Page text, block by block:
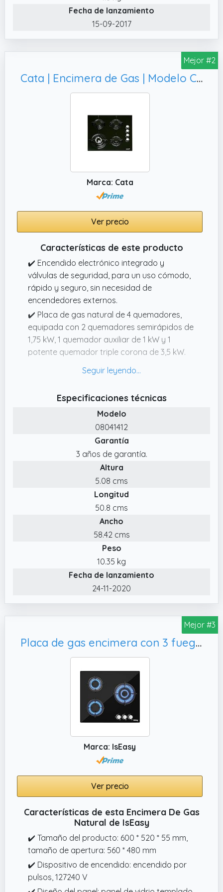
Fecha de lanzamiento
15-09-2017
Mejor #2
Cata | Encimera de Gas | Modelo CI 631 BK | 4 quemadores de gas Natural | Ancho de 59cm | Acabado en Cristal Negro
Marca: Cata
Ver precio
Características de este producto
✔️ Encendido electrónico integrado y
válvulas de seguridad, para un uso cómodo,
rápido y seguro, sin necesidad de
encendedores externos.
✔️ Placa de gas natural de 4 quemadores,
equipada con 2 quemadores semirápidos de
1,75 kW, 1 quemador auxiliar de 1 kW y 1
potente quemador triple corona de 3,5 kW.
✔️ Potencia total de 8 kW, ideal para cocinar
✔️ Quemador triple corona de alto
rendimiento, perfecto para ollas grandes,
hervidos, salteados y preparaciones que
necesitan calor intenso y uniforme.
✔️ Diseño compacto de 59 cm con parrillas
esmaltadas, preparado para gas natural,
con entrada de gas trasera derecha e
inyectores para gas butano incluidos en la
Especificaciones técnicas
Modelo
08041412
Garantía
3 años de garantía.
Altura
5.08 cms
Longitud
50.8 cms
Ancho
58.42 cms
Peso
10.35 kg
Fecha de lanzamiento
24-11-2020
Mejor #3
Placa de gas encimera con 3 fuegos de gas, gas natural/propano (3 fuegos)
Marca: IsEasy
Ver precio
Características de esta Encimera De Gas
Natural de IsEasy
✔️ Tamaño del producto: 600 * 520 * 55 mm,
tamaño de apertura: 560 * 480 mm
✔️ Dispositivo de encendido: encendido por
pulsos, 127240 V